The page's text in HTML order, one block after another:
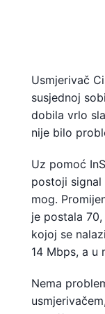
Usmjerivač
susjednoj
dobila vrlo
nije bilo
Uz pomoć
postoji
mog.
je postala
kojoj se
14 Mbps, a u
Nema